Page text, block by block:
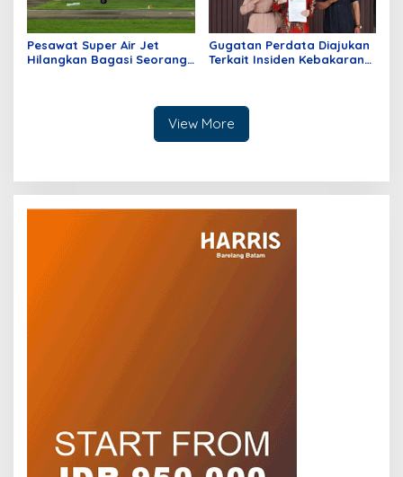
Pesawat Super Air Jet
Hilangkan Bagasi Seorang
Gugatan Perdata Diajukan
Terkait Insiden Kebakaran
View More